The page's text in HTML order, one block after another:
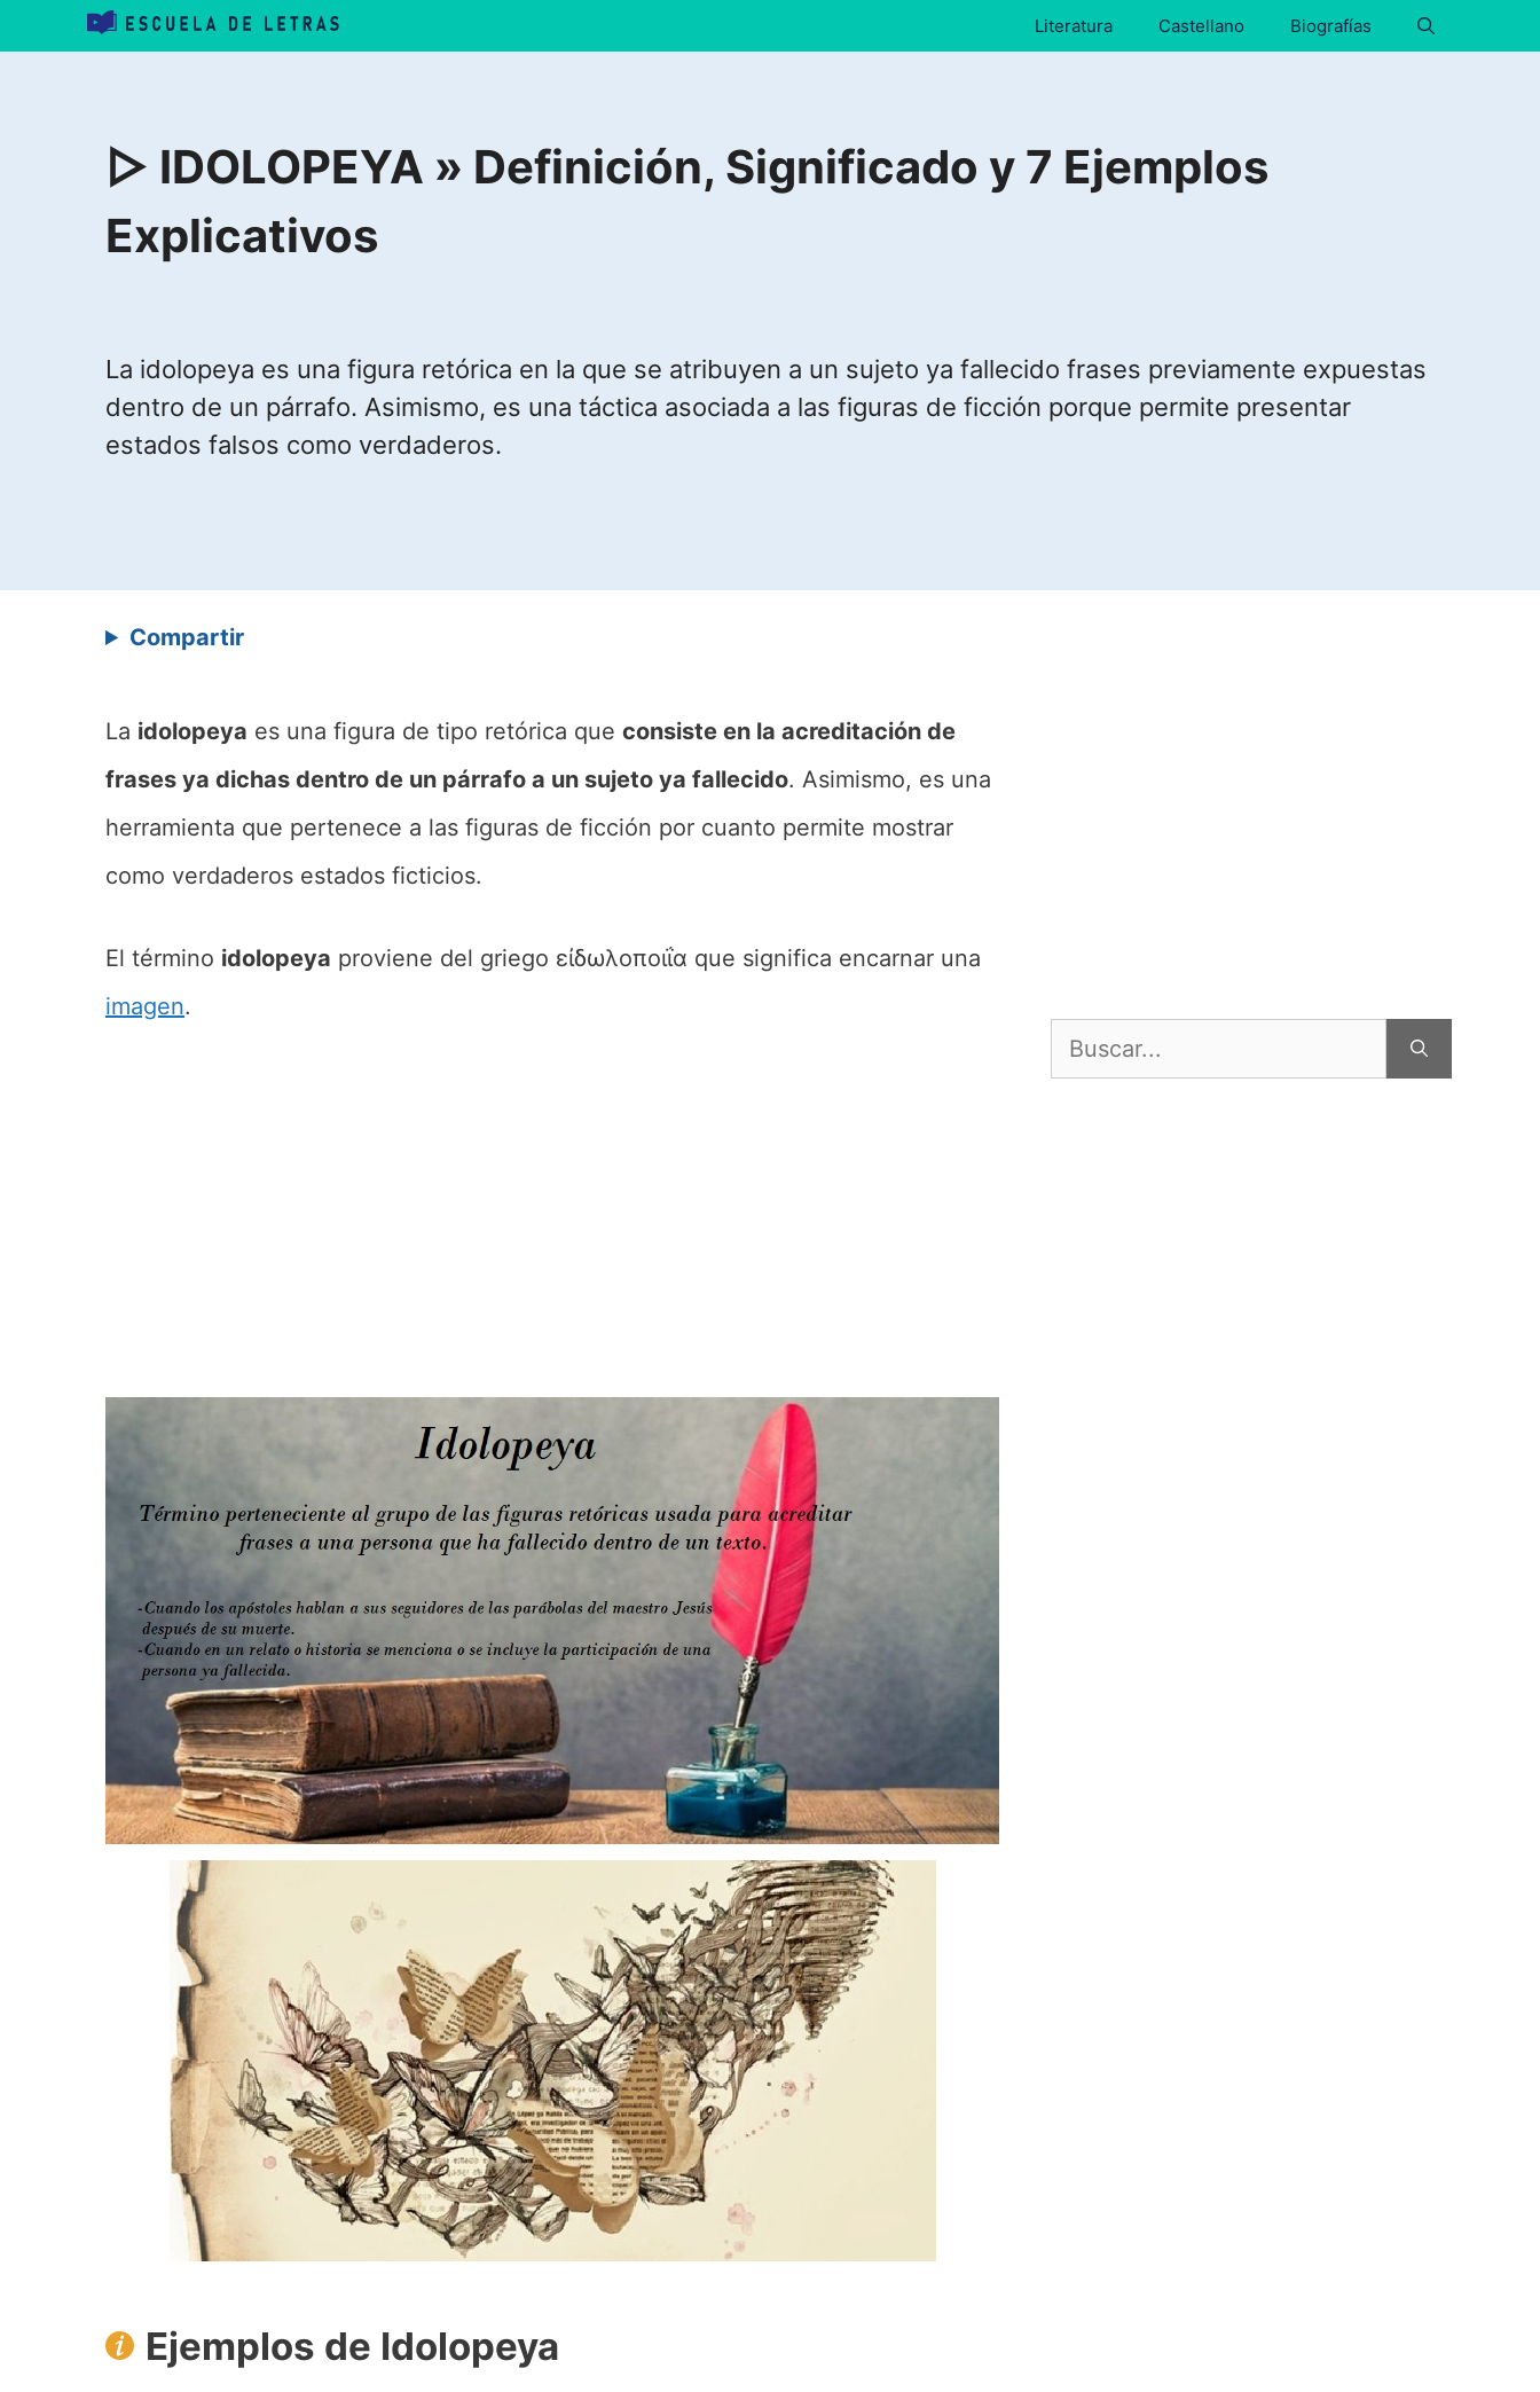
Literatura Castellano Biografías
▷ IDOLOPEYA » Definición, Significado y 7 Ejemplos
Explicativos
La idolopeya es una figura retórica en la que se atribuyen a un sujeto ya fallecido frases previamente expuestas
dentro de un párrafo. Asimismo, es una táctica asociada a las figuras de ficción porque permite presentar
estados falsos como verdaderos.
Compartir
La idolopeya es una figura de tipo retórica que consiste en la acreditación de
frases ya dichas dentro de un párrafo a un sujeto ya fallecido. Asimismo, es una
herramienta que pertenece a las figuras de ficción por cuanto permite mostrar
como verdaderos estados ficticios.
El término idolopeya proviene del griego εἰδωλοποιΐα que significa encarnar una
imagen.
Ejemplos de Idolopeya
Buscar: